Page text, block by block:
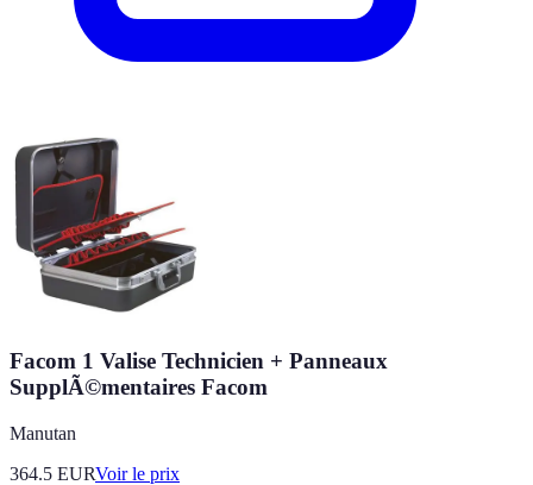
Facom 1 Valise Technicien + Panneaux
SupplÃ©mentaires Facom
Manutan
364.5 EURVoir le prix